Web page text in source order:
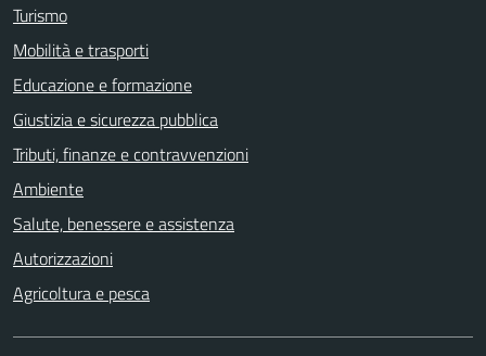
Turismo
Mobilità e trasporti
Educazione e formazione
Giustizia e sicurezza pubblica
Tributi, finanze e contravvenzioni
Ambiente
Salute, benessere e assistenza
Autorizzazioni
Agricoltura e pesca